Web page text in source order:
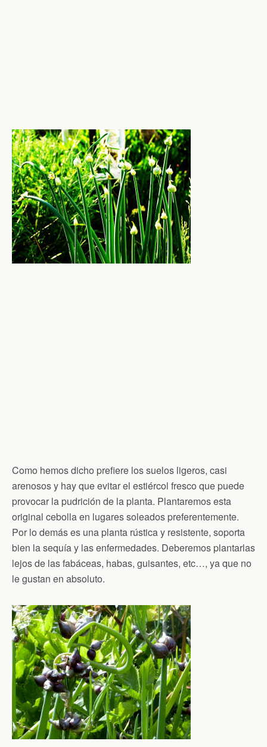
Como hemos dicho prefiere los suelos ligeros, casi
arenosos y hay que evitar el estiércol fresco que puede
provocar la pudrición de la planta. Plantaremos esta
original cebolla en lugares soleados preferentemente.
Por lo demás es una planta rústica y resistente, soporta
bien la sequía y las enfermedades. Deberemos plantarlas
lejos de las fabáceas, habas, guisantes, etc…, ya que no
le gustan en absoluto.